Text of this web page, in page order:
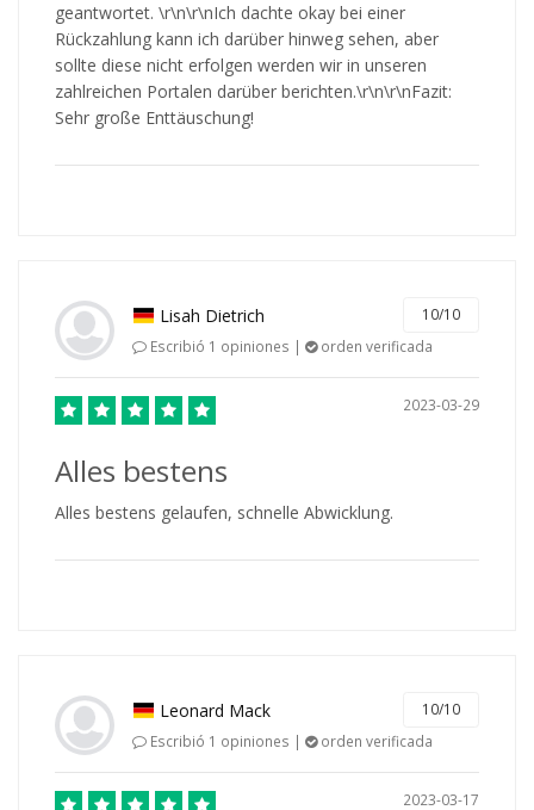
geantwortet. \r\n\r\nIch dachte okay bei einer
Rückzahlung kann ich darüber hinweg sehen, aber
sollte diese nicht erfolgen werden wir in unseren
zahlreichen Portalen darüber berichten.\r\n\r\nFazit:
Sehr große Enttäuschung!
Lisah Dietrich
10/10
Escribió 1 opiniones |
orden verificada
2023-03-29
Alles bestens
Alles bestens gelaufen, schnelle Abwicklung.
Leonard Mack
10/10
Escribió 1 opiniones |
orden verificada
2023-03-17